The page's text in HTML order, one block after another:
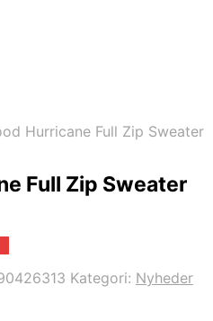
Hurricane Full Zip Sweater
Full Zip Sweater
Kategori: Nyheder